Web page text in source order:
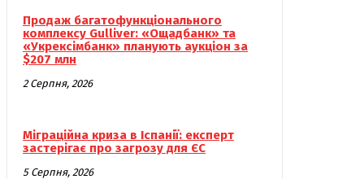
Продаж багатофункціонального
комплексу Gulliver: «Ощадбанк» та
«Укрексімбанк» планують аукціон за
$207 млн
2 Серпня, 2026
Міграційна криза в Іспанії: експерт
застерігає про загрозу для ЄС
5 Серпня, 2026